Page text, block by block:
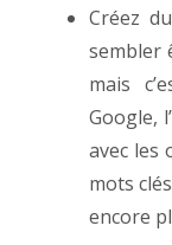
Créez du
sembler
mais
Google,
avec les
mots
encore